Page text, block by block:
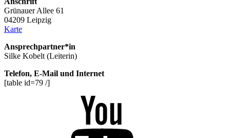
Grünauer Allee 61
04209 Leipzig
Karte
Ansprechpartner*in
Silke Kobelt (Leiterin)
Telefon, E-Mail und Internet
[table id=79 /]